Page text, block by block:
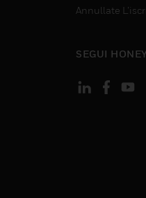
Annullate
SEGUI